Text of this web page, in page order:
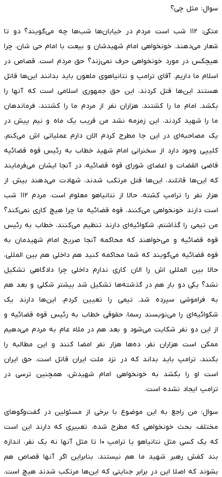
سوال: مثل چی؟
متکی: ۱۱۲ شب است مردم در خیابان‌ها شب‌ها چه می‌گویند؟ دو تا
شعار می‌دهند. خونخواهی امام شهیدشان و بیعت با امام حی شان، چرا
هیچکس در مورد خونخواهی حرف نمی‌زند؟ حق مردم است. قصاص در
اسلام ما داریم. آقای ترامپ و نتانیاهوی ملعون باید بدانند این‌ها قاتل
هستند این‌ها قتل کردند، این حق جمهوری اسلامی است که آنها را
بکشد. امام ما را کشتند. هزاران نفر از مردم ما را کشتند، فرماندهان
ما را شهید کردند، این زمزمه نشد من قریب یک ماه و نیم پیش در
یک مصاحبه‌ای در این جا مطرح کردم الان دارم عملیاتی اش می‌کنم،
کلیپی وجود دارد از سخنرانی امام شهید خطاب به رئیس قوه قضائیه
قاضی القضات و اعضای شورای قوه قضائیه، در آنجا ایشان می‌فرمایند
که این‌ها قاتلند، این‌ها قتل مرتکب شدند، شهادت می‌دهند بیش از
هزار نفر را ترامپ کشته، حالا از نتانیاهو معلوم است، مردم ۱۱۲ شب
است دارند خونخواهی می‌کنند، قوه قضائیه ما چرا هیچ کاری نمی‌کند؟
من تیمی را گذاشتم، شکوائیه‌ای دارند تنظیم می‌کنند، خطاب به رئیس
قوه قضائیه و می‌خواهند که محاکمه آنجا صریح امام شهیدمان به
قوه قضائیه می‌گویند که شما محاکمه کنید هم داخلی هم بین المللی،
حالا بین المللی اش را الان کاری ندارم داخلی چرا دادگاهی تشکیل
نشد؟ یکی دو بار هم در گذشته‌ها تشکیل شد بیشتر شکلی و بعد هم
به فراموشی سپرده شد. تیمی را تعیین کردم، این‌ها دارند یک
شکوائیه‌ای را می‌نویسند رسما، حقوقی خطاب به رئیس قوه قضائیه و
از این دو نفر شکایت می‌شود و بعد هم در ملاء عام به مردم می‌دهیم
ممکن است هزاران نفر، ده‌ها هزار نفر امضا کنند و این مطالبه را
بکنند، ترامپ باید بداند که در نزد ملت ایران قاتل است. حق ایران
است او را بکشد به خونخواهی امام شهیدش، همچنین ترسی در
ترامپ ایجاد نشده است.
سوال: من راجع به این موضوع با برخی از مسئولین در گفت‌و‌گو‌های
مختلف، بحث خونخواهی که مطرح شده، تعبیری که دارند این است
که یک کسی مثل نتانیاهو یا ترامپ ۱۰ تا مثل آنها نه یک نفر، اندازه
بند کفش رهبر شهید ما هم نیستند، بنابراین اگر آنها قصاص هم
بشوند که اصلا این در برابر جنایتی که این‌ها مرتکب شدند هیچ است.